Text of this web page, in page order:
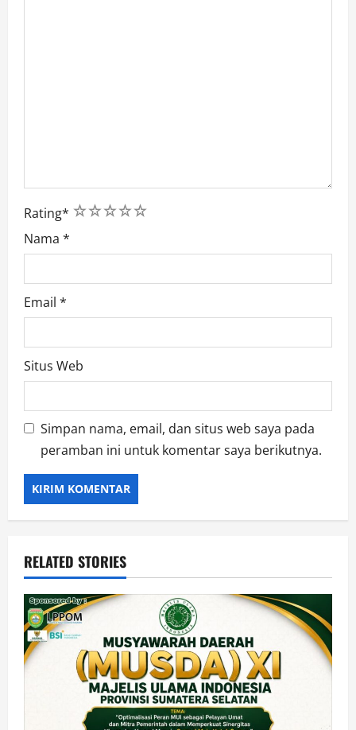
Rating* 5
4
3
2
1
Nama *
Email *
Situs Web
Simpan nama, email, dan situs web saya pada
peramban ini untuk komentar saya berikutnya.
RELATED STORIES